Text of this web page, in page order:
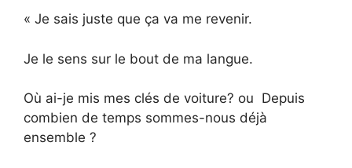
« Je sais juste que ça va me revenir.
Je le sens sur le bout de ma langue.
Où ai-je mis mes clés de voiture? ou Depuis
combien de temps sommes-nous déjà
ensemble ?